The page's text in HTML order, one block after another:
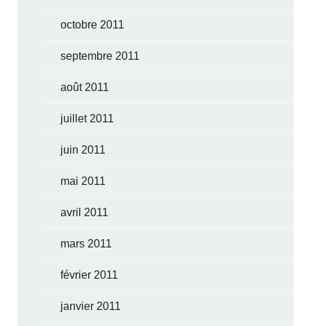
octobre 2011
septembre 2011
août 2011
juillet 2011
juin 2011
mai 2011
avril 2011
mars 2011
février 2011
janvier 2011